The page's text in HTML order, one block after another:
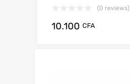
(0 reviews)
10.100 CFA